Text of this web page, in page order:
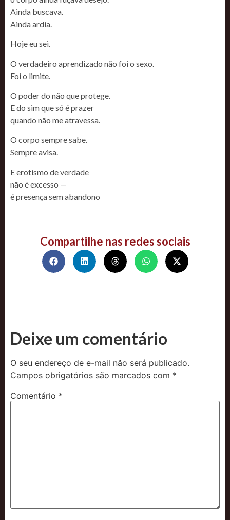
Ainda buscava.
Ainda ardia.
Hoje eu sei.
O verdadeiro aprendizado não foi o sexo.
Foi o limite.
O poder do não que protege.
E do sim que só é prazer
quando não me atravessa.
O corpo sempre sabe.
Sempre avisa.
E erotismo de verdade
não é excesso —
é presença sem abandono
Compartilhe nas redes sociais
Deixe um comentário
O seu endereço de e-mail não será publicado.
Campos obrigatórios são marcados com *
Comentário *